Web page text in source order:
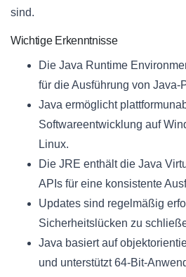
sind.
Wichtige Erkenntnisse
Die Java Runtime
für die Ausführung von Java-
Java ermöglicht
Softwareentwicklung auf
Linux.
Die JRE enthält die Java
APIs für eine konsistente
Updates sind regelmäßig
Sicherheitslücken zu
Java basiert auf
und unterstützt 64-Bit-